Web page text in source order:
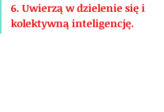
6. Uwierzą w dzielenie się i
kolektywną inteligencję.